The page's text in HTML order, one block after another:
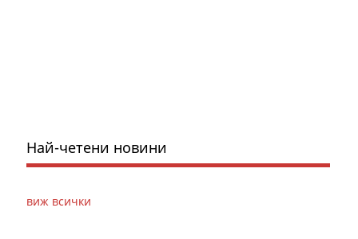
Най-четени новини
виж всички